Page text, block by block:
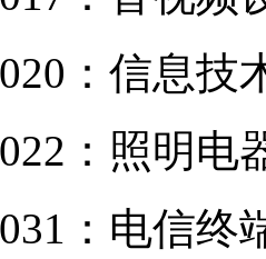
：信息技
：照明电
：电信终